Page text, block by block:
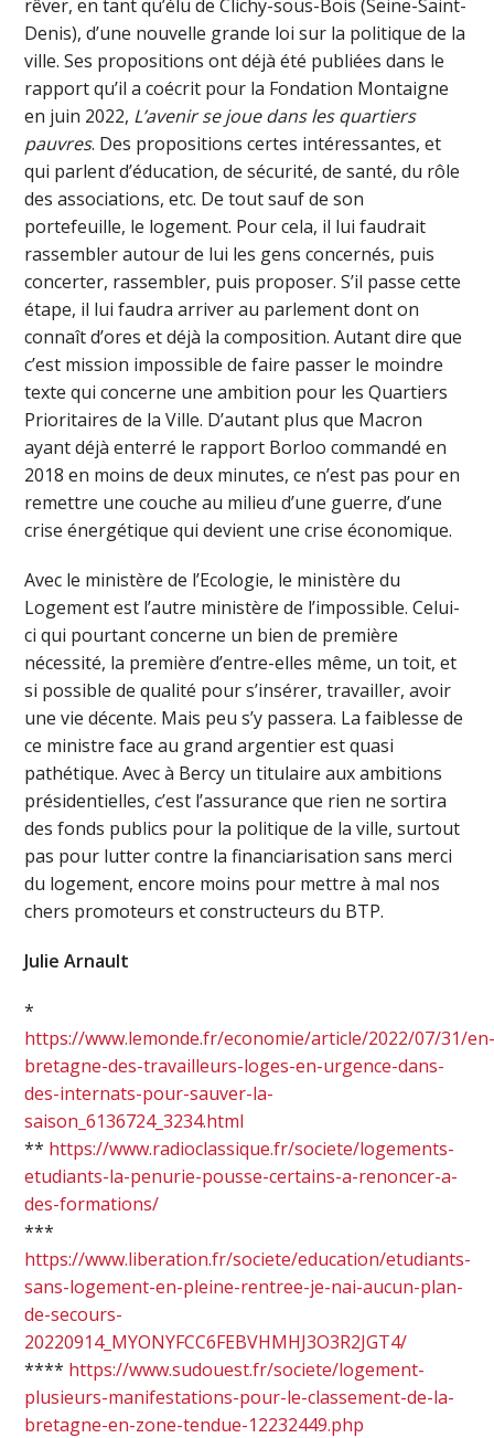
rêver, en tant qu’élu de Clichy-sous-Bois (Seine-Saint-
Denis), d’une nouvelle grande loi sur la politique de la
ville. Ses propositions ont déjà été publiées dans le
rapport qu’il a coécrit pour la Fondation Montaigne
en juin 2022, L’avenir se joue dans les quartiers
pauvres. Des propositions certes intéressantes, et
qui parlent d’éducation, de sécurité, de santé, du rôle
des associations, etc. De tout sauf de son
portefeuille, le logement. Pour cela, il lui faudrait
rassembler autour de lui les gens concernés, puis
concerter, rassembler, puis proposer. S’il passe cette
étape, il lui faudra arriver au parlement dont on
connaît d’ores et déjà la composition. Autant dire que
c’est mission impossible de faire passer le moindre
texte qui concerne une ambition pour les Quartiers
Prioritaires de la Ville. D’autant plus que Macron
ayant déjà enterré le rapport Borloo commandé en
2018 en moins de deux minutes, ce n’est pas pour en
remettre une couche au milieu d’une guerre, d’une
crise énergétique qui devient une crise économique.
Avec le ministère de l’Ecologie, le ministère du
Logement est l’autre ministère de l’impossible. Celui-
ci qui pourtant concerne un bien de première
nécessité, la première d’entre-elles même, un toit, et
si possible de qualité pour s’insérer, travailler, avoir
une vie décente. Mais peu s’y passera. La faiblesse de
ce ministre face au grand argentier est quasi
pathétique. Avec à Bercy un titulaire aux ambitions
présidentielles, c’est l’assurance que rien ne sortira
des fonds publics pour la politique de la ville, surtout
pas pour lutter contre la financiarisation sans merci
du logement, encore moins pour mettre à mal nos
chers promoteurs et constructeurs du BTP.
Julie Arnault
*
https://www.lemonde.fr/economie/article/2022/07/31/
bretagne-des-travailleurs-loges-en-urgence-dans-
des-internats-pour-sauver-la-
saison_6136724_3234.html
** https://www.radioclassique.fr/societe/logements-
etudiants-la-penurie-pousse-certains-a-renoncer-a-
des-formations/
***
https://www.liberation.fr/societe/education/etudiants-
sans-logement-en-pleine-rentree-je-nai-aucun-plan-
de-secours-
20220914_MYONYFCC6FEBVHMHJ3O3R2JGT4/
**** https://www.sudouest.fr/societe/logement-
plusieurs-manifestations-pour-le-classement-de-la-
bretagne-en-zone-tendue-12232449.php